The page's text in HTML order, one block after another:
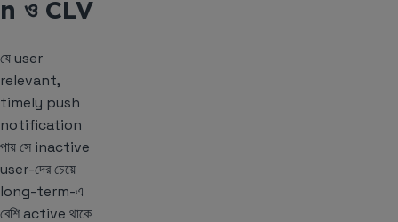
n ও CLV
যে user
relevant,
timely push
notification
পায় সে inactive
user-দের চেয়ে
long-term-এ
বেশি active থাকে